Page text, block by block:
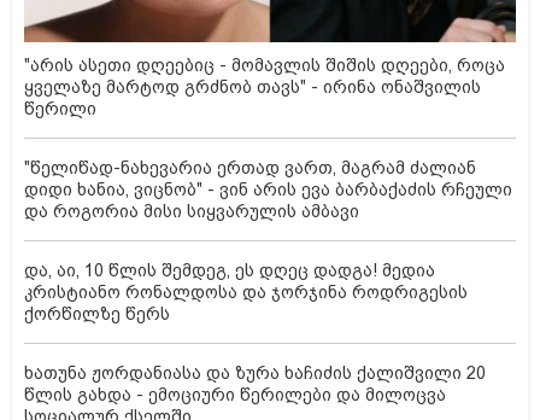
"არის ასეთი დღეებიც - მომავლის შიშის დღეები, როცა
ყველაზე მარტოდ გრძნობ თავს" - ირინა ონაშვილის
წერილი
"წელიწად-ნახევარია ერთად ვართ, მაგრამ ძალიან
დიდი ხანია, ვიცნობ" - ვინ არის ევა ბარბაქაძის რჩეული
და როგორია მისი სიყვარულის ამბავი
და, აი, 10 წლის შემდეგ, ეს დღეც დადგა! მედია
კრისტიანო რონალდოსა და ჯორჯინა როდრიგესის
ქორწილზე წერს
ხათუნა ჟორდანიასა და ზურა ხაჩიძის ქალიშვილი 20
წლის გახდა - ემოციური წერილები და მილოცვა
სოციალურ ქსელში